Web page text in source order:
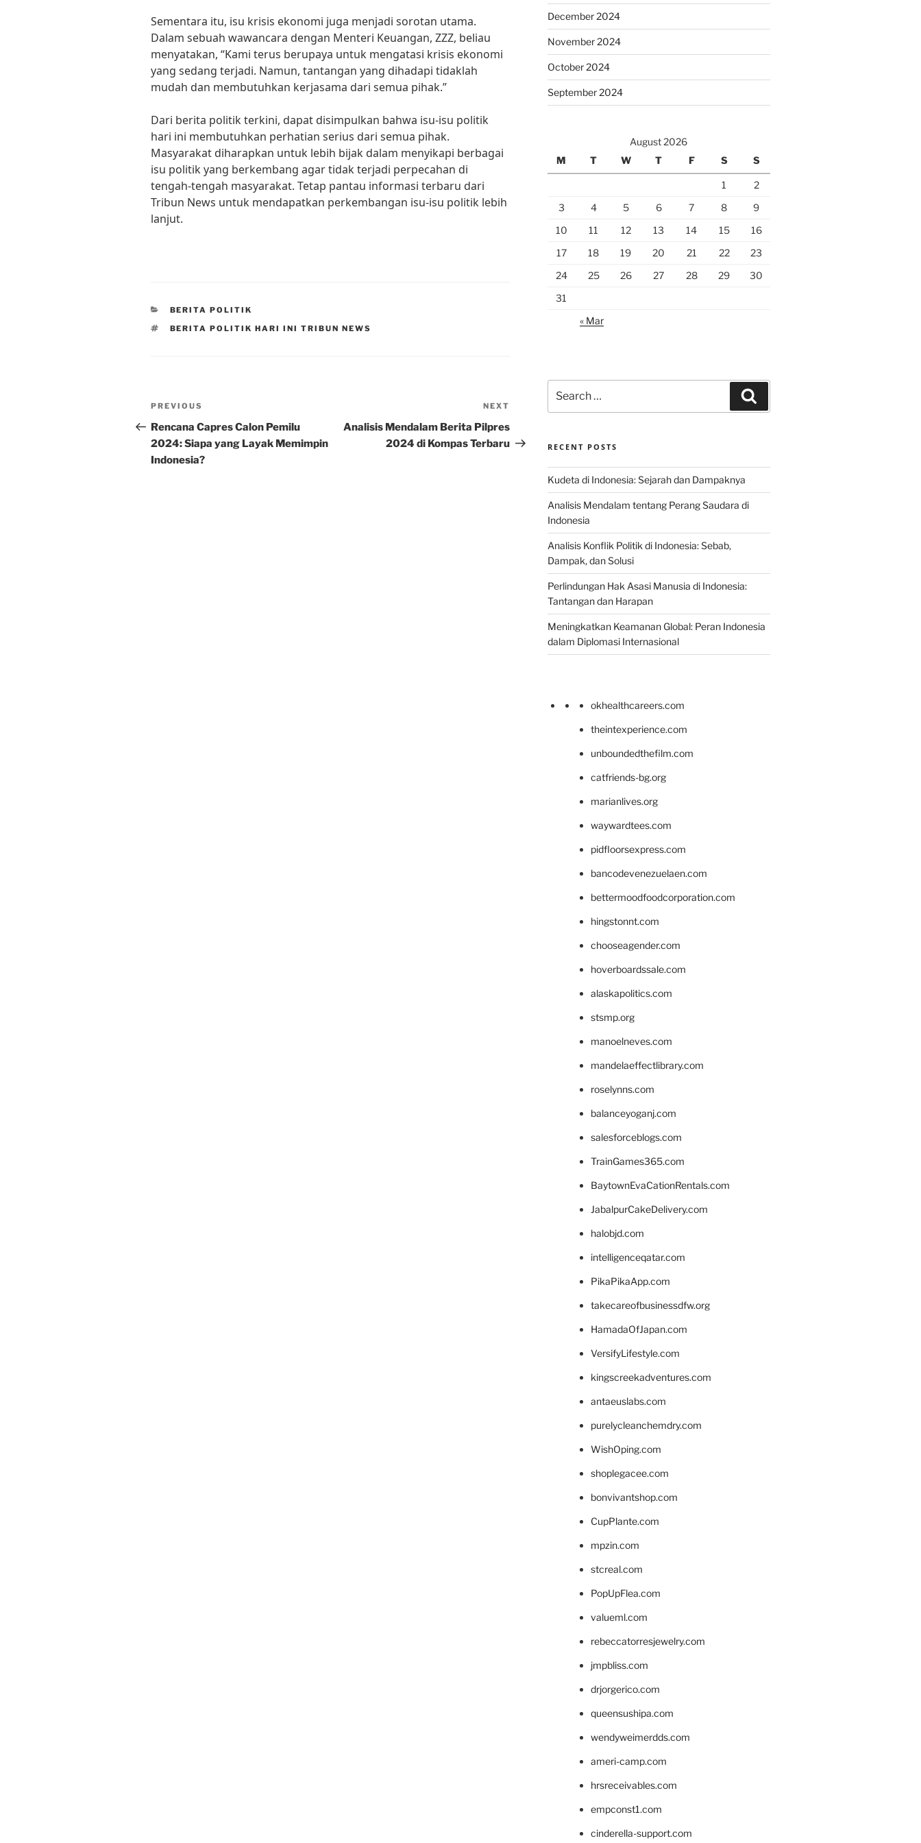
Sementara itu, isu krisis ekonomi juga menjadi sorotan utama.
Dalam sebuah wawancara dengan Menteri Keuangan, ZZZ, beliau
menyatakan, “Kami terus berupaya untuk mengatasi krisis ekonomi
yang sedang terjadi. Namun, tantangan yang dihadapi tidaklah
mudah dan membutuhkan kerjasama dari semua pihak.”
Dari berita politik terkini, dapat disimpulkan bahwa isu-isu politik
hari ini membutuhkan perhatian serius dari semua pihak.
Masyarakat diharapkan untuk lebih bijak dalam menyikapi berbagai
isu politik yang berkembang agar tidak terjadi perpecahan di
tengah-tengah masyarakat. Tetap pantau informasi terbaru dari
Tribun News untuk mendapatkan perkembangan isu-isu politik lebih
lanjut.
CATEGORIES
BERITA POLITIK
TAGS
BERITA POLITIK HARI INI TRIBUN NEWS
Post
navigation
Previous
Post
PREVIOUS
Rencana Capres Calon Pemilu
2024: Siapa yang Layak Memimpin
Indonesia?
Post
NEXT
Analisis Mendalam Berita Pilpres
2024 di Kompas Terbaru
December 2024
November 2024
October 2024
September 2024
August 2026
M
T W T F S S
1
2
3
4 5 6 7 8
9
10
11 12 13 14 15
16
17
18 19 20 21 22
23
24
25 26 27 28 29
30
31
« Mar
for:
RECENT POSTS
Kudeta di Indonesia: Sejarah dan Dampaknya
Analisis Mendalam tentang Perang Saudara di
Indonesia
Analisis Konflik Politik di Indonesia: Sebab,
Dampak, dan Solusi
Perlindungan Hak Asasi Manusia di Indonesia:
Tantangan dan Harapan
Meningkatkan Keamanan Global: Peran Indonesia
dalam Diplomasi Internasional
okhealthcareers.com
theintexperience.com
unboundedthefilm.com
catfriends-bg.org
marianlives.org
waywardtees.com
pidfloorsexpress.com
bancodevenezuelaen.com
bettermoodfoodcorporation.com
hingstonnt.com
chooseagender.com
hoverboardssale.com
alaskapolitics.com
stsmp.org
manoelneves.com
mandelaeffectlibrary.com
roselynns.com
balanceyoganj.com
salesforceblogs.com
TrainGames365.com
BaytownEvaCationRentals.com
JabalpurCakeDelivery.com
halobjd.com
intelligenceqatar.com
PikaPikaApp.com
takecareofbusinessdfw.org
HamadaOfJapan.com
VersifyLifestyle.com
kingscreekadventures.com
antaeuslabs.com
purelycleanchemdry.com
WishOping.com
shoplegacee.com
bonvivantshop.com
CupPlante.com
mpzin.com
stcreal.com
PopUpFlea.com
valueml.com
rebeccatorresjewelry.com
jmpbliss.com
drjorgerico.com
queensushipa.com
wendyweimerdds.com
ameri-camp.com
hrsreceivables.com
empconst1.com
cinderella-support.com